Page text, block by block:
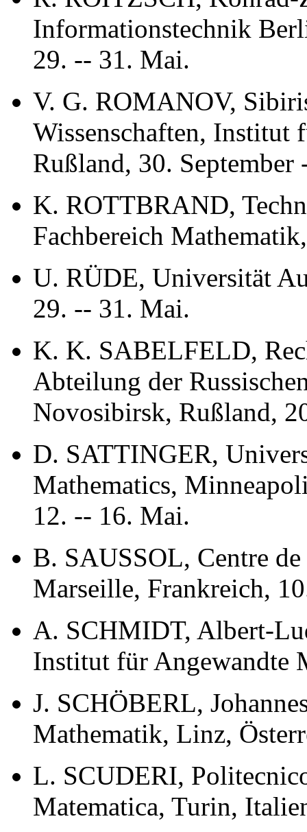
Informationstechnik
29. -- 31. Mai.
V. G. ROMANOV,
Wissenschaften,
Rußland, 30. September
K. ROTTBRAND,
Fachbereich
U. RÜDE, Universität
29. -- 31. Mai.
K. K. SABELFELD,
Abteilung der
Novosibirsk, Rußland,
D. SATTINGER,
Mathematics,
12. -- 16. Mai.
B. SAUSSOL, Centre
Marseille, Frankreich,
A. SCHMIDT, Albert-
Institut für Angewandte
J. SCHÖBERL,
Mathematik, Linz,
L. SCUDERI,
Matematica, Turin,